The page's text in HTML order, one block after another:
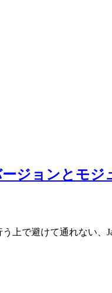
ジョンとモ
上で避けて通れない、